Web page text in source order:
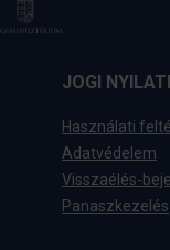
JOGI
Használati
Adatvédelem
Visszaélés-
Panaszkezelés